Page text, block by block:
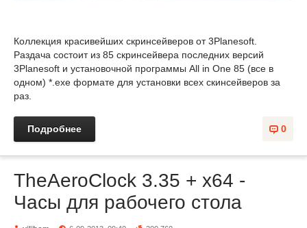
Коллекция красивейших скринсейверов от 3Planesoft.
Раздача состоит из 85 скринсейвера последних версий
3Planesoft и установочной программы All in One 85 (все в
одном) *.exe формате для установки всех скинсейверов за
раз.
0
Подробнее
TheAeroClock 3.35 + x64 -
Часы для рабочего стола